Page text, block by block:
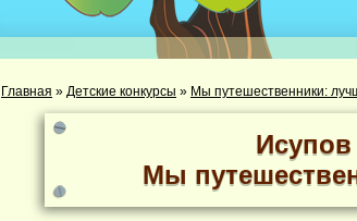
Главная » Детские конкурсы » Мы путешественники:
Мы